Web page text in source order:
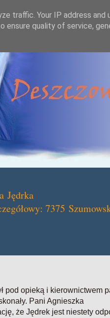
Jędrka
7375
pod opieką i kierownictwem
Pani Agnieszka
że Jędrek jest niestety
traffic. Your IP address and
ensure quality of service,